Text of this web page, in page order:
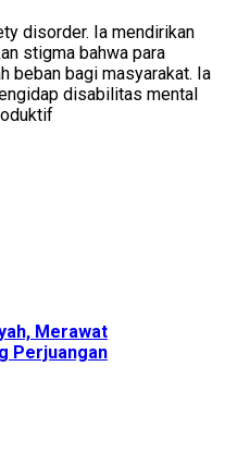
disorder. Ia mendirikan
stigma bahwa para
beban bagi masyarakat. Ia
disabilitas mental
Merawat
Perjuangan